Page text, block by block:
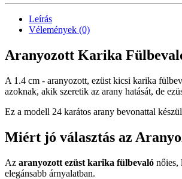
Leírás
Vélemények (0)
Aranyozott Karika
A 1.4 cm - aranyozott, ezüst kicsi karika
azoknak, akik szeretik az arany hatását, de
Ez a modell 24 karátos arany bevonattal
Miért jó választás az
Az aranyozott ezüst karika fülbevaló nőies,
elegánsabb árnyalatban.